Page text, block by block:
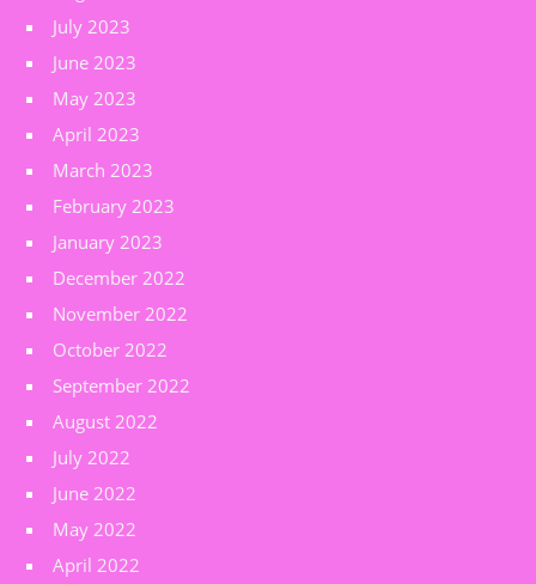
July 2023
June 2023
May 2023
April 2023
March 2023
February 2023
January 2023
December 2022
November 2022
October 2022
September 2022
August 2022
July 2022
June 2022
May 2022
April 2022